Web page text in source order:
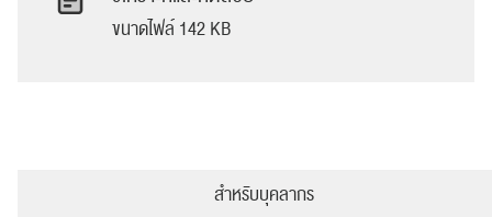
ขนาดไฟล์ 142 KB
สำหรับบุคลากร